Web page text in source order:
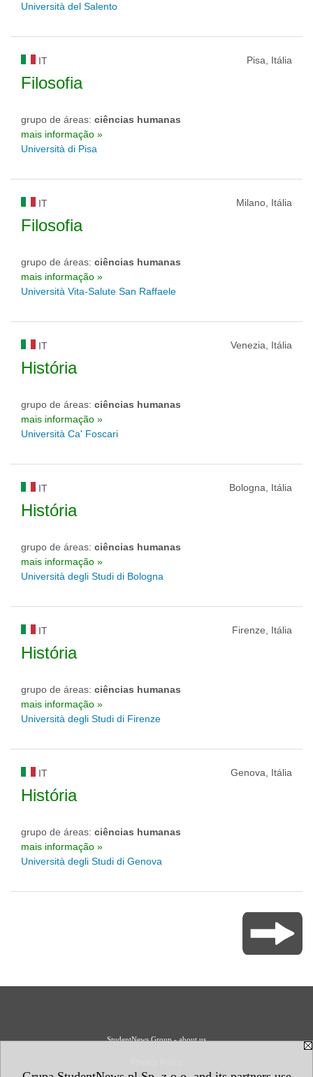
Università del Salento
IT Pisa, Itália
Filosofia
grupo de áreas: ciências humanas
mais informação »
Università di Pisa
IT Milano, Itália
Filosofia
grupo de áreas: ciências humanas
mais informação »
Università Vita-Salute San Raffaele
IT Venezia, Itália
História
grupo de áreas: ciências humanas
mais informação »
Università Ca' Foscari
IT Bologna, Itália
História
grupo de áreas: ciências humanas
mais informação »
Università degli Studi di Bologna
IT Firenze, Itália
História
grupo de áreas: ciências humanas
mais informação »
Università degli Studi di Firenze
IT Genova, Itália
História
grupo de áreas: ciências humanas
mais informação »
Università degli Studi di Genova
StudentNews Group - about us